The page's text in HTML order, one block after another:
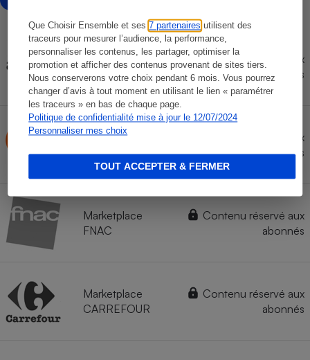
Que Choisir Ensemble et ses7 partenaires utilisent des
traceurs pour mesurer l’audience, la performance,
personnaliser les contenus, les partager, optimiser la
promotion et afficher des contenus provenant de sites tiers.
Nous conserverons votre choix pendant 6 mois. Vous pourrez
changer d’avis à tout moment en utilisant le lien « paramétrer
les traceurs » en bas de chaque page.
Politique de confidentialité mise à jour le 12/07/2024
Personnaliser mes choix
TOUT ACCEPTER & FERMER
AMAZON
Contenu réservé aux
abonnés
Contenu réservé aux
abonnés
Marketplace
FNAC
Contenu réservé aux
abonnés
Marketplace
CARREFOUR
Contenu réservé aux
abonnés